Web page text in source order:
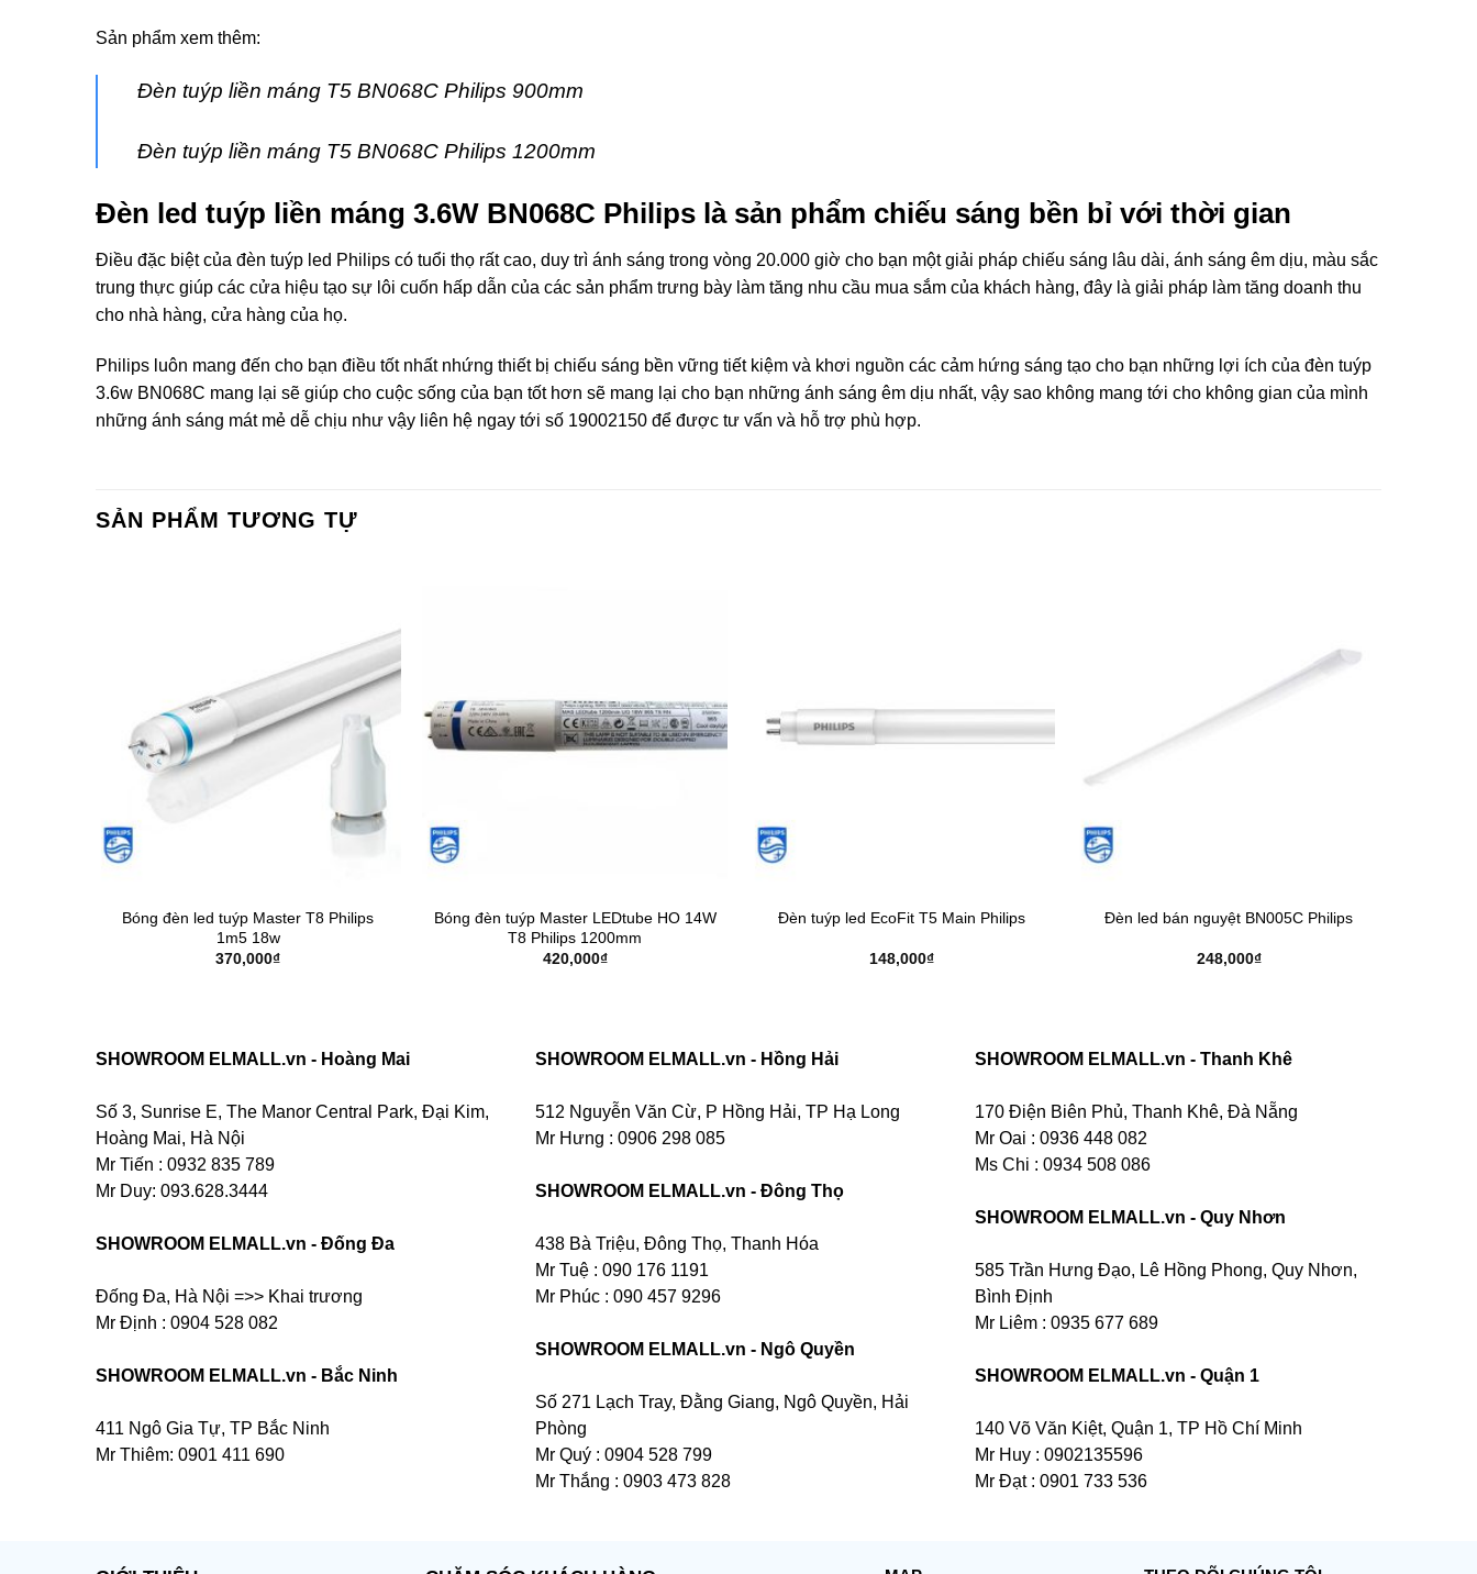
Sản phẩm xem thêm:
Đèn tuýp liền máng T5 BN068C Philips 900mm
Đèn tuýp liền máng T5 BN068C Philips 1200mm
Đèn led tuýp liền máng 3.6W BN068C Philips là sản phẩm chiếu sáng bền bỉ với thời gian
Điều đặc biệt của đèn tuýp led Philips có tuổi thọ rất cao, duy trì ánh sáng trong vòng 20.000 giờ cho bạn một giải pháp chiếu sáng lâu dài, ánh sáng êm dịu, màu sắc
trung thực giúp các cửa hiệu tạo sự lôi cuốn hấp dẫn của các sản phẩm trưng bày làm tăng nhu cầu mua sắm của khách hàng, đây là giải pháp làm tăng doanh thu
cho nhà hàng, cửa hàng của họ.
Philips luôn mang đến cho bạn điều tốt nhất nhứng thiết bị chiếu sáng bền vững tiết kiệm và khơi nguồn các cảm hứng sáng tạo cho bạn những lợi ích của đèn tuýp
3.6w BN068C mang lại sẽ giúp cho cuộc sống của bạn tốt hơn sẽ mang lại cho bạn những ánh sáng êm dịu nhất, vậy sao không mang tới cho không gian của mình
những ánh sáng mát mẻ dễ chịu như vậy liên hệ ngay tới số 19002150 để được tư vấn và hỗ trợ phù hợp.
SẢN PHẨM TƯƠNG TỰ
Bóng đèn led tuýp Master T8 Philips
1m5 18w
370,000₫
Bóng đèn tuýp Master LEDtube HO 14W
T8 Philips 1200mm
420,000₫
Đèn tuýp led EcoFit T5 Main Philips
148,000₫
Đèn led bán nguyệt BN005C Philips
248,000₫
SHOWROOM ELMALL.vn - Hoàng Mai
Số 3, Sunrise E, The Manor Central Park, Đại Kim,
Hoàng Mai, Hà Nội
Mr Tiến : 0932 835 789
Mr Duy: 093.628.3444
SHOWROOM ELMALL.vn - Đống Đa
Đống Đa, Hà Nội =>> Khai trương
Mr Định : 0904 528 082
SHOWROOM ELMALL.vn - Bắc Ninh
411 Ngô Gia Tự, TP Bắc Ninh
Mr Thiêm: 0901 411 690
SHOWROOM ELMALL.vn - Hồng Hải
512 Nguyễn Văn Cừ, P Hồng Hải, TP Hạ Long
Mr Hưng : 0906 298 085
SHOWROOM ELMALL.vn - Đông Thọ
438 Bà Triệu, Đông Thọ, Thanh Hóa
Mr Tuệ : 090 176 1191
Mr Phúc : 090 457 9296
SHOWROOM ELMALL.vn - Ngô Quyền
Số 271 Lạch Tray, Đằng Giang, Ngô Quyền, Hải
Phòng
Mr Quý : 0904 528 799
Mr Thắng : 0903 473 828
SHOWROOM ELMALL.vn - Thanh Khê
170 Điện Biên Phủ, Thanh Khê, Đà Nẵng
Mr Oai : 0936 448 082
Ms Chi : 0934 508 086
SHOWROOM ELMALL.vn - Quy Nhơn
585 Trần Hưng Đạo, Lê Hồng Phong, Quy Nhơn,
Bình Định
Mr Liêm : 0935 677 689
SHOWROOM ELMALL.vn - Quận 1
140 Võ Văn Kiệt, Quận 1, TP Hồ Chí Minh
Mr Huy : 0902135596
Mr Đạt : 0901 733 536